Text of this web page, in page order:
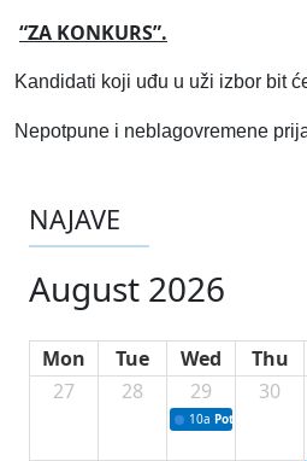
“ZA KONKURS”.
Kandidati koji uđu u uži izbor bit
Nepotpune i neblagovremene
NAJAVE
August 2026
Mon Tue Wed Thu
27
28 29
10a Potpisivanje
30